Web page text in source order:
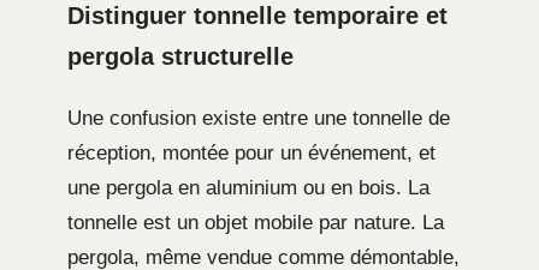
Distinguer tonnelle temporaire et
pergola structurelle
Une confusion existe entre une tonnelle de
réception, montée pour un événement, et
une pergola en aluminium ou en bois. La
tonnelle est un objet mobile par nature. La
pergola, même vendue comme démontable,